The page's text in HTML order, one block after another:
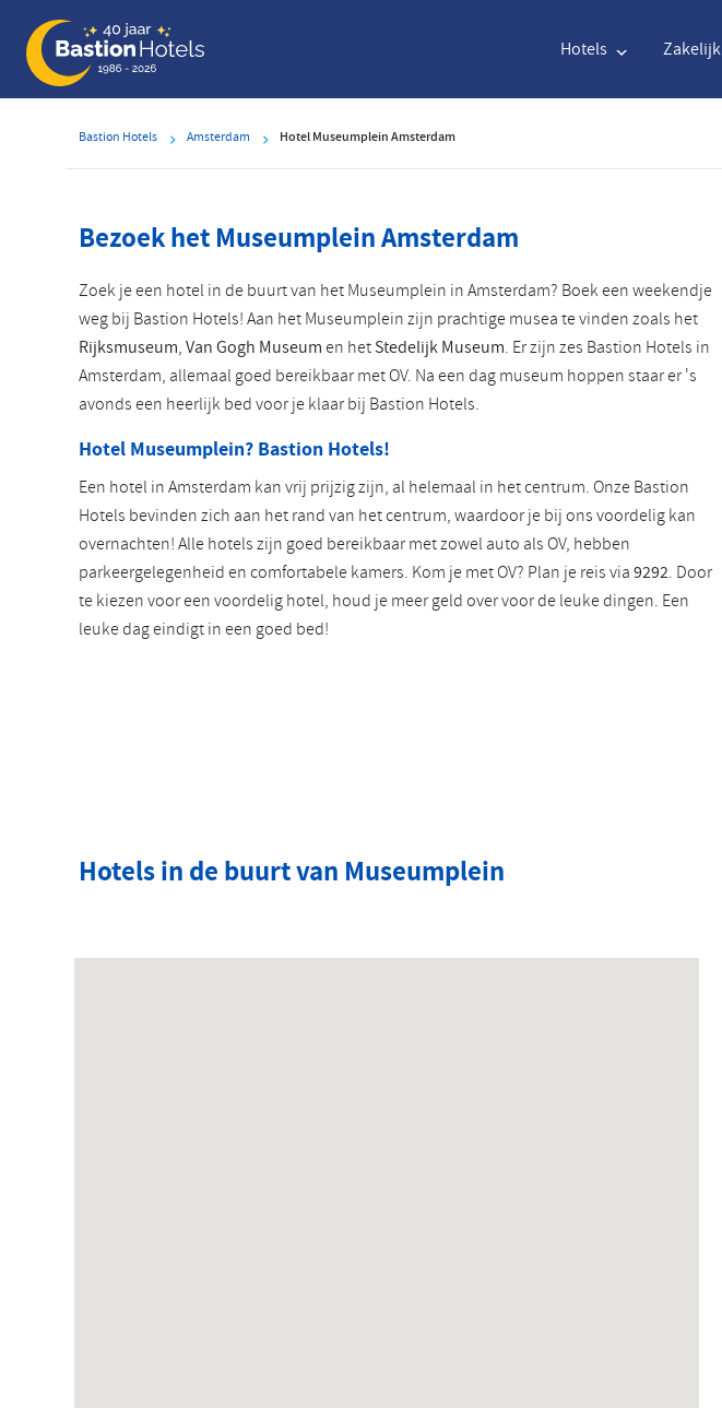
naar
de
Hotels Zakelijk
Français
Roemeens
CAD
Bastion Hotels Amsterdam Hotel Museumplein Amsterdam
Bezoek het Museumplein Amsterdam
Zoek je een hotel in de buurt van het Museumplein in Amsterdam? Boek een weekendje
weg bij Bastion Hotels! Aan het Museumplein zijn prachtige musea te vinden zoals het
Rijksmuseum,Van Gogh Museumen hetStedelijk Museum. Er zijn zes Bastion Hotels in
Amsterdam, allemaal goed bereikbaar met OV. Na een dag museum hoppen staar er 's
avonds een heerlijk bed voor je klaar bij Bastion Hotels.
Hotel Museumplein? Bastion Hotels!
Een hotel in Amsterdam kan vrij prijzig zijn, al helemaal in het centrum. Onze Bastion
Hotels bevinden zich aan het rand van het centrum, waardoor je bij ons voordelig kan
overnachten! Alle hotels zijn goed bereikbaar met zowel auto als OV, hebben
parkeergelegenheid en comfortabele kamers. Kom je met OV? Plan je reis via9292. Door
te kiezen voor een voordelig hotel, houd je meer geld over voor de leuke dingen. Een
leuke dag eindigt in een goed bed!
Hotels in de buurt van Museumplein